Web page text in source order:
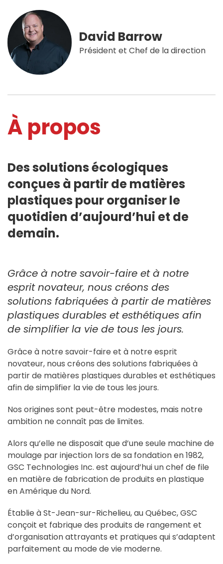
David Barrow
Président et Chef de la direction
À propos
Des solutions écologiques
conçues à partir de matières
plastiques pour organiser le
quotidien d’aujourd’hui et de
demain.
Grâce à notre savoir-faire et à notre
esprit novateur, nous créons des
solutions fabriquées à partir de matières
plastiques durables et esthétiques afin
de simplifier la vie de tous les jours.
Grâce à notre savoir-faire et à notre esprit
novateur, nous créons des solutions fabriquées à
partir de matières plastiques durables et esthétiques
afin de simplifier la vie de tous les jours.
Nos origines sont peut-être modestes, mais notre
ambition ne connaît pas de limites.
Alors qu’elle ne disposait que d’une seule machine de
moulage par injection lors de sa fondation en 1982,
GSC Technologies Inc. est aujourd’hui un chef de file
en matière de fabrication de produits en plastique
en Amérique du Nord.
Établie à St-Jean-sur-Richelieu, au Québec, GSC
conçoit et fabrique des produits de rangement et
d’organisation attrayants et pratiques qui s’adaptent
parfaitement au mode de vie moderne.